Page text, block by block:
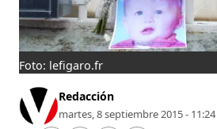
Foto: lefigaro.fr
Redacción
martes, 8 septiembre 2015 - 11:24